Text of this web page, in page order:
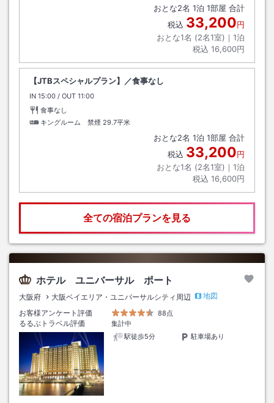
おとな2名 1泊 1部屋 合計
税込 33,200円
おとな1名 (2名1室)｜ 1泊
税込 16,600円
【JTBスペシャルプラン】／食事なし
IN チェックイン
15:00 / OUT チェックアウト
11:00
食事なし
キングルーム 禁煙 29.7平米
おとな2名 1泊 1部屋 合計
税込 33,200円
おとな1名 (2名1室)｜ 1泊
税込 16,600円
全ての宿泊プランを見る
ホテル ユニバーサル ポート
大阪府 大阪ベイエリア・ユニバーサルシティ周辺
地図
お客様アンケート評価
88点
るるぶトラベル評価
集計中
駅徒歩5分
駐車場あり